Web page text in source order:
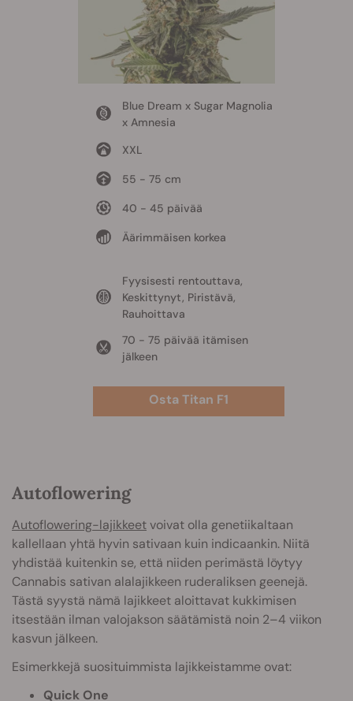
Blue Dream x Sugar Magnolia
x Amnesia
XXL
55 - 75 cm
40 - 45 päivää
Äärimmäisen korkea
Fyysisesti rentouttava,
Keskittynyt, Piristävä,
Rauhoittava
70 - 75 päivää itämisen
jälkeen
Osta Titan F1
Autoflowering
Autoflowering-lajikkeetvoivat olla genetiikaltaan
kallellaan yhtä hyvin sativaan kuin indicaankin. Niitä
yhdistää kuitenkin se, että niiden perimästä löytyy
Cannabis sativan alalajikkeen ruderaliksen geenejä.
Tästä syystä nämä lajikkeet aloittavat kukkimisen
itsestään ilman valojakson säätämistä noin 2–4 viikon
kasvun jälkeen.
Esimerkkejä suosituimmista lajikkeistamme ovat:
Quick One